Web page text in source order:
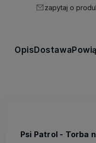
zapytaj o
OpisDostawa
Psi Patrol - Torba